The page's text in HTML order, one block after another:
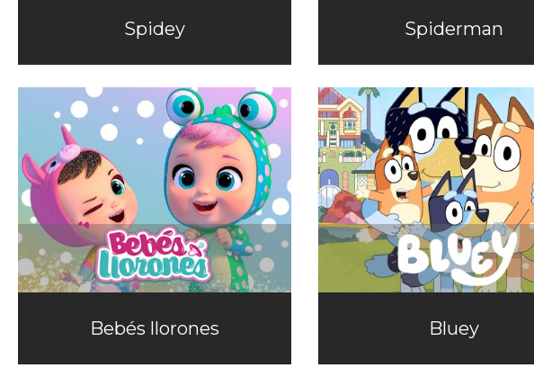
Spidey Spiderman
Bebés llorones Bluey